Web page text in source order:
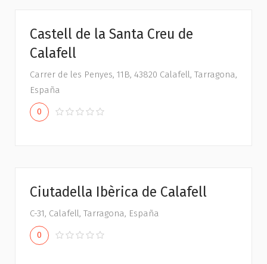
Castell de la Santa Creu de
Calafell
Carrer de les Penyes, 11B, 43820 Calafell, Tarragona,
España
0
Ciutadella Ibèrica de Calafell
C-31, Calafell, Tarragona, España
0